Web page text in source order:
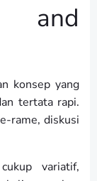
and
konsep yang
tertata rapi.
rame, diskusi
variatif,